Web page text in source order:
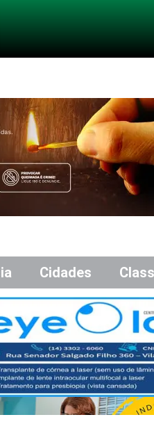
Cidades